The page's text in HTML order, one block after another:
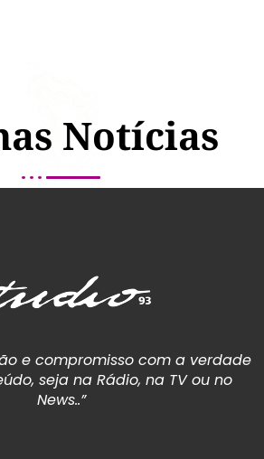
Notícias
e compromisso com a verdade
seja na Rádio, na TV ou no
News..”